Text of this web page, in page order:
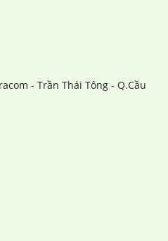
- Trần Thái Tông - Q.Cầu